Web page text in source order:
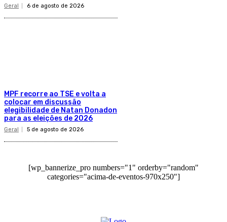
Geral 6 de agosto de 2026
MPF recorre ao TSE e volta a
colocar em discussão
elegibilidade de Natan Donadon
para as eleições de 2026
Geral 5 de agosto de 2026
[wp_bannerize_pro numbers="1" orderby="random"
categories="acima-de-eventos-970x250"]